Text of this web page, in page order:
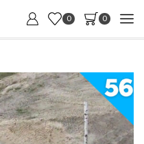
0 0